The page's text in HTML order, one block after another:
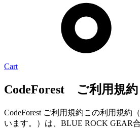
Cart
CodeForest ご利用規約
CodeForest ご利用規約この利用規約
います。）は、BLUE ROCK GEAR